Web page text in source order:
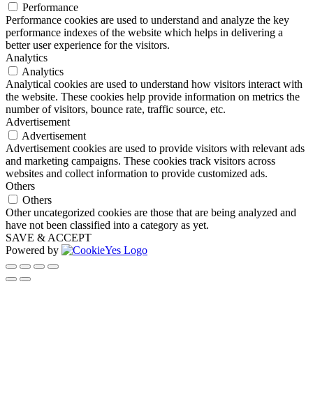
Performance
Performance cookies are used to understand and analyze the key
performance indexes of the website which helps in delivering a
better user experience for the visitors.
Analytics
Analytics
Analytical cookies are used to understand how visitors interact with
the website. These cookies help provide information on metrics the
number of visitors, bounce rate, traffic source, etc.
Advertisement
Advertisement
Advertisement cookies are used to provide visitors with relevant ads
and marketing campaigns. These cookies track visitors across
websites and collect information to provide customized ads.
Others
Others
Other uncategorized cookies are those that are being analyzed and
have not been classified into a category as yet.
SAVE & ACCEPT
Powered by